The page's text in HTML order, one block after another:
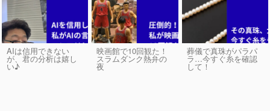
AIは信用できない
が、君の分析は嬉し
い♪
映画館で10回観た！
スラムダンク熱弁の
夜
葬儀で真珠がパラパ
ラ…今すぐ糸を確認
して！